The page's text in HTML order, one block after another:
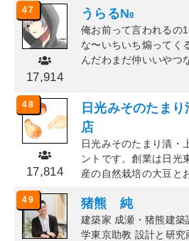
47
17,914
うらる№
俺お前って言われるの
な〜いちいち煽ってく
んだわまだ仲いいやつ
48
17,814
日光みそのたま
店
日光みそのたまり漬・
ントです。創業は日光
産の自然栽培の大豆と
49 猪熊 純
建築家 成瀬・猪熊建
学東京助教 設計と研